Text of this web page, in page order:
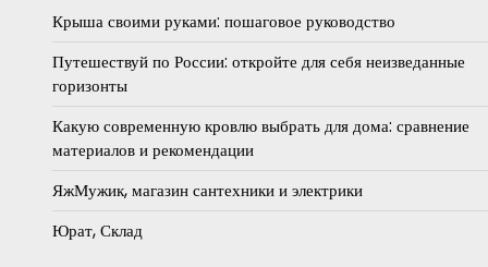
Крыша своими руками: пошаговое руководство
Путешествуй по России: откройте для себя неизведанные
горизонты
Какую современную кровлю выбрать для дома: сравнение
материалов и рекомендации
ЯжМужик, магазин сантехники и электрики
Юрат, Склад